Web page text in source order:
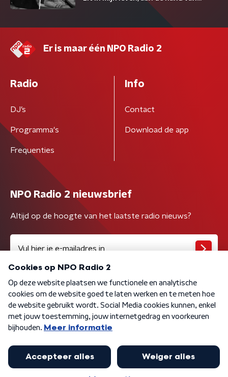
Er is maar één NPO Radio 2
Radio
DJ’s
Programma's
Frequenties
Info
Contact
Download de app
NPO Radio 2 nieuwsbrief
Altijd op de hoogte van het laatste radio nieuws?
Algemene voorwaarden